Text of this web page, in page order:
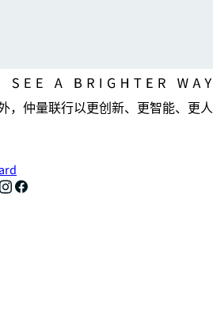
，仲量联行以更创新、更智能、更